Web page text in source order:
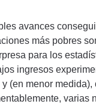
avances
más pobres
para los
ingresos
(en menor
varias